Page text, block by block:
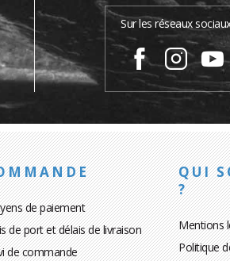
Sur les réseaux
de paiement
de port et délais de livraison
de commande
QUI
?
Mentions
Politique